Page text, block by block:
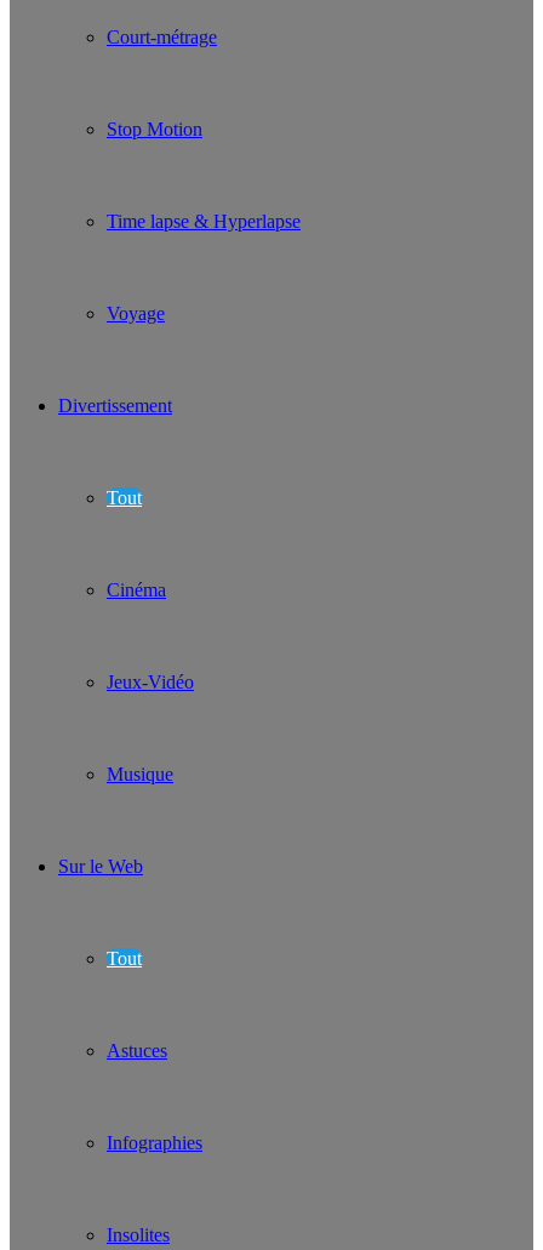
Court-métrage
Stop Motion
Time lapse & Hyperlapse
Voyage
Divertissement
Tout
Cinéma
Jeux-Vidéo
Musique
Sur le Web
Tout
Astuces
Infographies
Insolites